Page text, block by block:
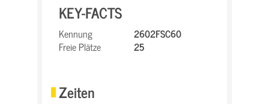
KEY-FACTS
Kennung
2602FSC60
Freie Plätze
25
Zeiten